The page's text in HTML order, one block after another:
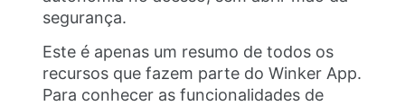
segurança.
Este é apenas um resumo de todos os
recursos que fazem parte do Winker App.
Para conhecer as funcionalidades de